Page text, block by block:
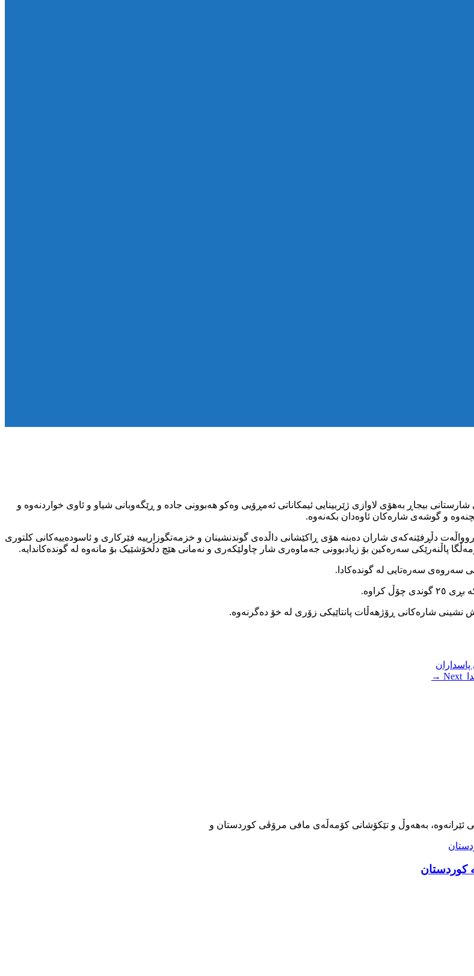
بیجاڕ بەهۆی لاوازی ژێربینایی ئیمکاناتی ئەمڕۆیی وەکو هەبوونی جادە و ڕێگەوبانی شیاو و ئاوی خواردنەوە و
و گوشەی شارەکان ئاوەدان بکەنەوە.
دڵڕفێنەکەی شاران دەبنە هۆی ڕاکێشانی داڵدەی گوندنشینان و خزمەتگوزارییە فێرکاری و ئاسودەییەکانی کلتوری
پاڵنەرێکی سەرەکین بۆ زیادبوونی جەماوەری شار چاولێکەری و نەمانی هێچ دڵخۆشێیک بۆ مانەوە لە گوندەکاندایە.
شارەکانی ڕۆژهەڵات پانتاێیکی زۆری لە خۆ دەگرنەوە.
Next →